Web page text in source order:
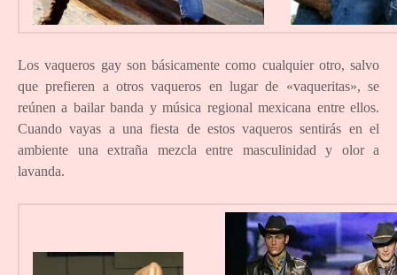
Los vaqueros gay son básicamente como cualquier otro, salvo
que prefieren a otros vaqueros en lugar de «vaqueritas», se
reúnen a bailar banda y música regional mexicana entre ellos.
Cuando vayas a una fiesta de estos vaqueros sentirás en el
ambiente una extraña mezcla entre masculinidad y olor a
lavanda.